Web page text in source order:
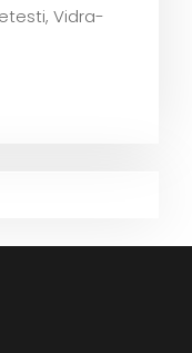
Vidra-